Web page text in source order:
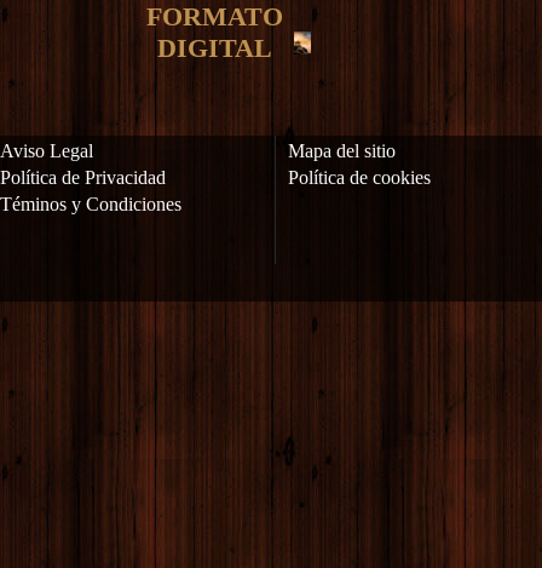
FORMATO
DIGITAL
Aviso Legal
Política de Privacidad
Téminos y Condiciones
Mapa del sitio
Política de cookies